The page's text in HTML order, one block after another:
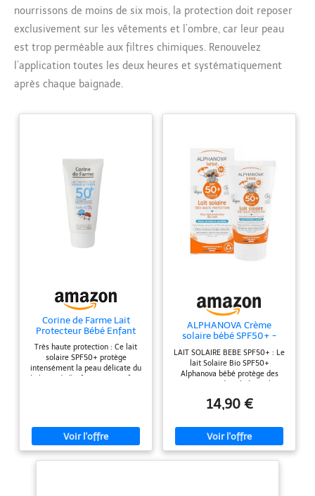
scénarios : Ce maillot de bain pour bébé est adapté à une
variété d'activités aquatiques, y compris les vacances d'été pour
les enfants, les baignades à la plage, le surf, les piscines, le ski
nautique, les cours de natation scolaires, etc., constituant un
choix idéal pour les activités aquatiques du bébé
nourrissons de moins de six mois, la protection doit reposer
exclusivement sur les vêtements et l’ombre, car leur peau
est trop perméable aux filtres chimiques. Renouvelez
l’application toutes les deux heures et systématiquement
après chaque baignade.
Corine de Farme Lait
Protecteur Bébé Enfant
SPF50+ Monoï 50ml
Très haute protection : Ce lait
solaire SPF50+ protège
intensément la peau délicate du
de Tahiti, hydratante et
protectrice. Utilisation :
Appliquez généreusement sur la
peau de l'enfant avant
ALPHANOVA Crème
solaire bébé SPF50+ -
50g
LAIT SOLAIRE BEBE SPF50+ : Le
lait Solaire Bio SPF50+
Alphanova bébé protège des
rayons UV du soleil. Dès la
sensibles et réactives. Sans
FILTRES UV RESISTANTS :
Protection immédiate grâce aux
filtres minéraux naturels. Ils
réfléchissent les UV et restent
14,90 €